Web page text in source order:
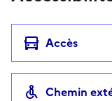
Accès
Chemin